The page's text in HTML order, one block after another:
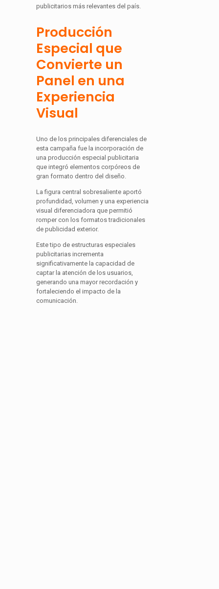
publicitarios más relevantes del país.
Producción
Especial que
Convierte un
Panel en una
Experiencia
Visual
Uno de los principales diferenciales de
esta campaña fue la incorporación de
una producción especial publicitaria
que integró elementos corpóreos de
gran formato dentro del diseño.
La figura central sobresaliente aportó
profundidad, volumen y una experiencia
visual diferenciadora que permitió
romper con los formatos tradicionales
de publicidad exterior.
Este tipo de estructuras especiales
publicitarias incrementa
significativamente la capacidad de
captar la atención de los usuarios,
generando una mayor recordación y
fortaleciendo el impacto de la
comunicación.